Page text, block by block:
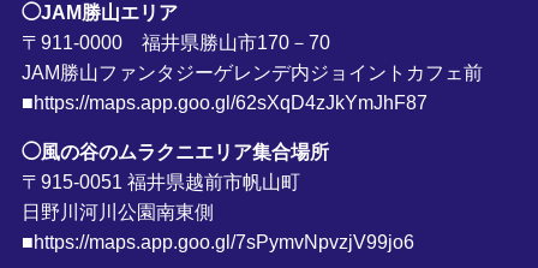
◯JAM勝山エリア
〒911-0000 福井県勝山市170－70
JAM勝山ファンタジーゲレンデ内ジョイントカフェ前
■https://maps.app.goo.gl/62sXqD4zJkYmJhF87
◯風の谷のムラクニエリア集合場所
〒915-0051 福井県越前市帆山町
日野川河川公園南東側
■https://maps.app.goo.gl/7sPymvNpvzjV99jo6